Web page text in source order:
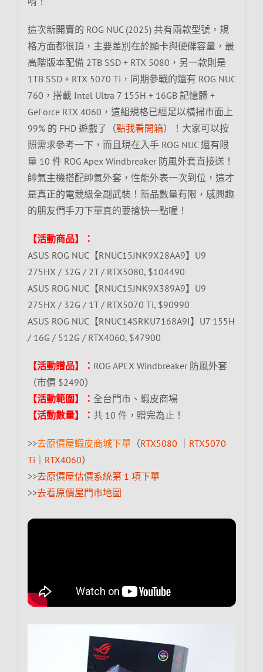
這次新開賣的 ROG NUC (2025) 共有兩款型號，規
格方面都很頂，主要差別在於顯卡與硬碟容量，最
高階版本配備 2TB SSD + RTX 5080，另一款則是
1TB SSD + RTX 5070 Ti，同期參戰的還有 ROG NUC
760，搭載 Intel Ultra 7 155H + 16GB 記憶體 +
GeForce RTX 4060，這組規格已經足以橫掃市面上
99% 的 FHD 遊戲了（點我看開箱）！大家可以按
照需求參考一下，而且現在入手 ROG NUC 還有限
量 10 件 ROG Apex Windbreaker 防風外套直接送！
帥氣主機搭配帥氣外套，性能外表一次到位，這才
是真正的電競級全副武裝！新品數量有限，感興趣
的朋友們手刀下單真的要搶快一點喔！
【活動商品】：
ASUS ROG NUC【RNUC15JNK9X28AA9】U9
275HX / 32G / 2T / RTX5080, $104490
ASUS ROG NUC【RNUC15JNK9X389A9】U9
275HX / 32G / 1T / RTX5070 Ti, $90990
ASUS ROG NUC【RNUC14SRKU7168A9I】U7 155H
/ 16G / 512G / RTX4060, $47900
【活動贈品】： ROG APEX Windbreaker 防風外套
（市價 $2490）
【活動範圍】： 全台門市、蝦皮商場
【活動數量】： 共 10 件，贈完為止！
>>去原價屋蝦皮商城下單（RTX5080
RTX5070
Ti
RTX4060）
>>去原價屋估價系統第 1 項下單
>>去看原價屋門市地圖